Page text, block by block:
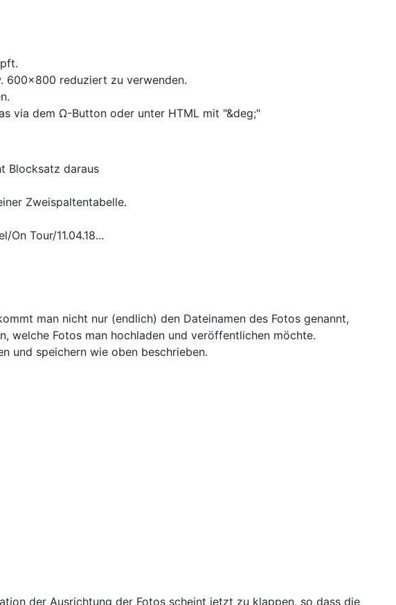
600x800 reduziert zu verwenden.
via dem Ω-Button oder unter HTML mit "&deg;"
Blocksatz daraus
Zweispaltentabelle.
Tour/11.04.18...
man nicht nur (endlich) den Dateinamen des Fotos genannt,
welche Fotos man hochladen und veröffentlichen möchte.
und speichern wie oben beschrieben.
der Ausrichtung der Fotos scheint jetzt zu klappen, so dass die